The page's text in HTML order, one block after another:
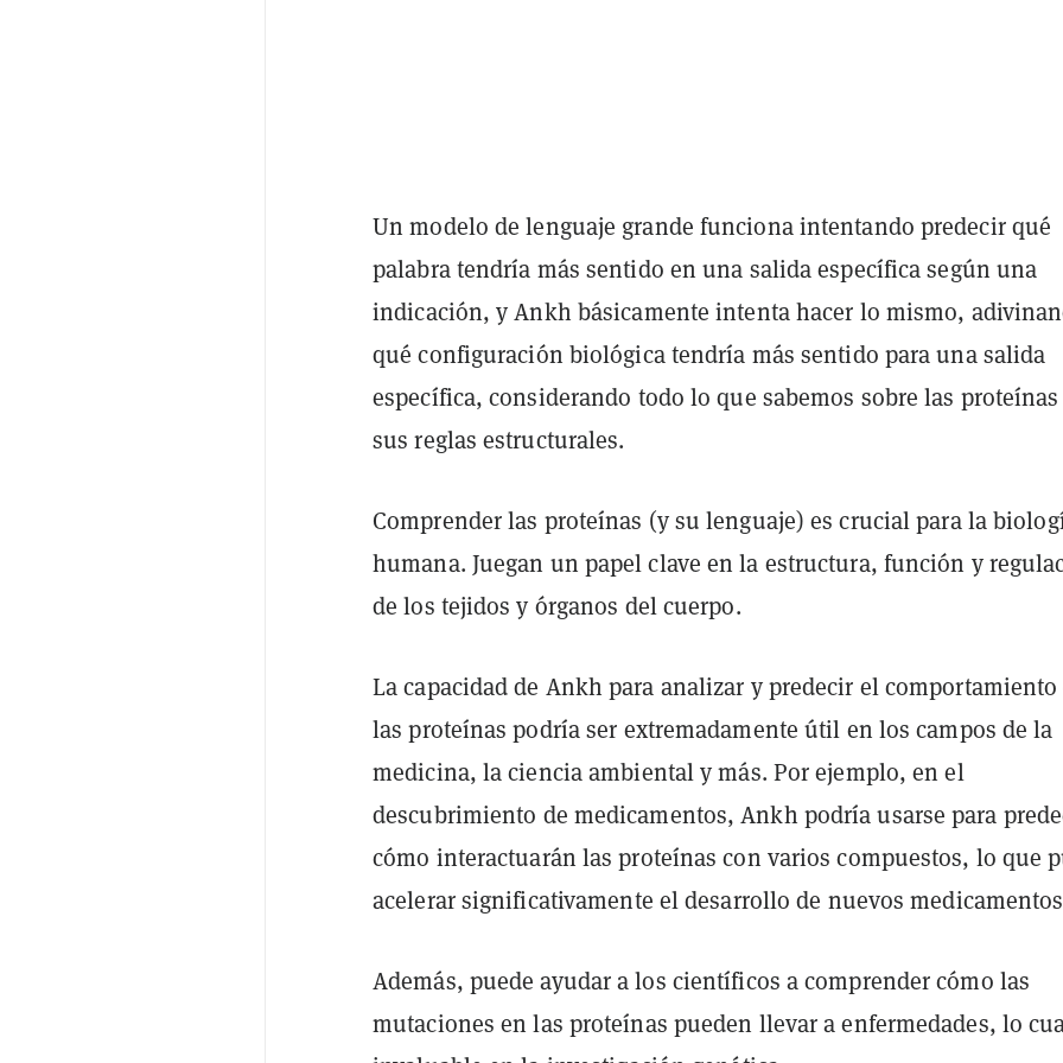
Un modelo de lenguaje grande funciona intentando predecir qué
palabra tendría más sentido en una salida específica según una
indicación, y Ankh básicamente intenta hacer lo mismo,
qué configuración biológica tendría más sentido para una salida
específica, considerando todo lo que sabemos sobre las
sus reglas estructurales.
Comprender las proteínas (y su lenguaje) es crucial para la
humana. Juegan un papel clave en la estructura, función y
de los tejidos y órganos del cuerpo.
La capacidad de Ankh para analizar y predecir el comportamiento
las proteínas podría ser extremadamente útil en los campos de la
medicina, la ciencia ambiental y más. Por ejemplo, en el
descubrimiento de medicamentos, Ankh podría usarse para
cómo interactuarán las proteínas con varios compuestos, lo que
acelerar significativamente el desarrollo de nuevos
Además, puede ayudar a los científicos a comprender cómo las
mutaciones en las proteínas pueden llevar a enfermedades, lo